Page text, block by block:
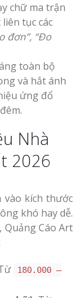
chữ ma trận
tục các
đơn”, “Đo
toàn bộ
và hắt ánh
ứng đổ
Nhà
2026
vào kích thước
khó hay dễ.
Quảng Cáo Art
180.000 –